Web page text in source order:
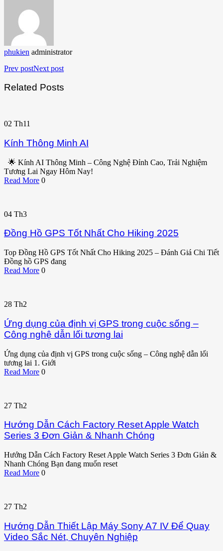
phukien administrator
Prev postNext post
Related Posts
02 Th11
Kính Thông Minh AI
🌟 Kính AI Thông Minh – Công Nghệ Đỉnh Cao, Trải Nghiệm
Tương Lai Ngay Hôm Nay!
Read More 0
04 Th3
Đồng Hồ GPS Tốt Nhất Cho Hiking 2025
Top Đồng Hồ GPS Tốt Nhất Cho Hiking 2025 – Đánh Giá Chi Tiết
Đồng hồ GPS đang
Read More 0
28 Th2
Ứng dụng của định vị GPS trong cuộc sống –
Công nghệ dẫn lối tương lai
Ứng dụng của định vị GPS trong cuộc sống – Công nghệ dẫn lối
tương lai 1. Giới
Read More 0
27 Th2
Hướng Dẫn Cách Factory Reset Apple Watch
Series 3 Đơn Giản & Nhanh Chóng
Hướng Dẫn Cách Factory Reset Apple Watch Series 3 Đơn Giản &
Nhanh Chóng Bạn đang muốn reset
Read More 0
27 Th2
Hướng Dẫn Thiết Lập Máy Sony A7 IV Để Quay
Video Sắc Nét, Chuyên Nghiệp